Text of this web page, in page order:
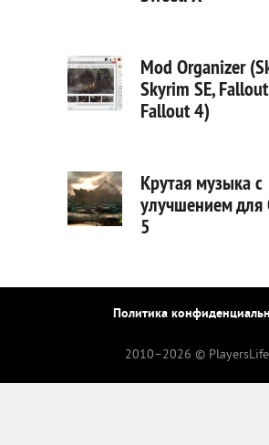
Mod Organizer
Skyrim SE,
Fallout 4)
Крутая музыка с
улучшением для
5
Политика
2010–2026 ©